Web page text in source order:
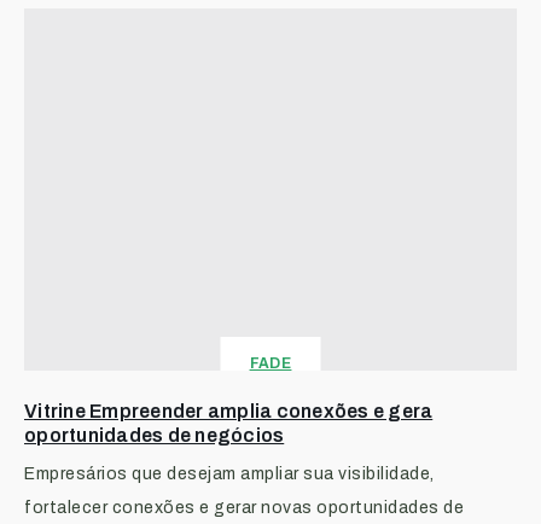
FADE
Vitrine Empreender amplia conexões e gera
oportunidades de negócios
Empresários que desejam ampliar sua visibilidade,
fortalecer conexões e gerar novas oportunidades de